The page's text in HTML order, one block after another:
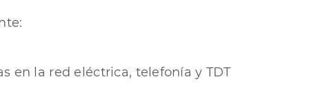
en la red eléctrica, telefonía y TDT